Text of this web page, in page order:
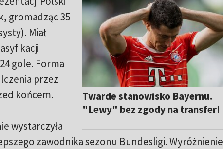
Twarde stanowisko Bayernu.
"Lewy" bez zgody na transfer!
gromadząc 35
Miał
gole. Forma
przez
końcem.
wystarczyła
zawodnika sezonu Bundesligi. Wyróżnienie